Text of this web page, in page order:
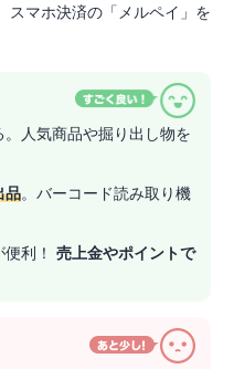
スマホ決済の「メルペイ」を
。人気商品や掘り出し物を
品。バーコード読み取り機
利！ 売上金やポイントで